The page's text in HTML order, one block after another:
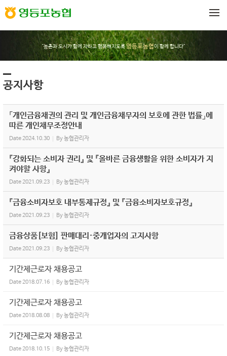
"농촌과 도시가 함께 자라고 행복해지도록영등포농협이 함께 합니다"
공지사항
「개인금융채권의 관리 및 개인금융채무자의 보호에 관한 법률」에
따른 개인채무조정안내
Date2024.10.30 By농협관리자
『강화되는 소비자 권리』 및 『올바른 금융생활을 위한 소비자가 지
켜야할 사항』
Date2021.09.23 By농협관리자
『금융소비자보호 내부통제규정』 및 『금융소비자보호규정』
Date2021.09.23 By농협관리자
금융상품[보험] 판매대리·중개업자의 고지사항
Date2021.09.23 By농협관리자
기간제근로자 채용공고
Date2018.07.16 By농협관리자
기간제근로자 채용공고
Date2018.08.08 By농협관리자
기간제근로자 채용공고
Date2018.10.15 By농협관리자